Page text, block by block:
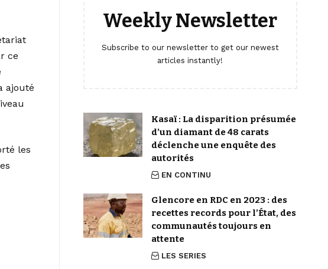
ce
ajouté
les
Weekly Newsletter
Subscribe to our newsletter to get our newest
articles instantly!
Kasaï : La disparition présumée
d’un diamant de 48 carats
déclenche une enquête des
autorités
EN CONTINU
Glencore en RDC en 2023 : des
recettes records pour l’État, des
communautés toujours en
attente
LES SERIES